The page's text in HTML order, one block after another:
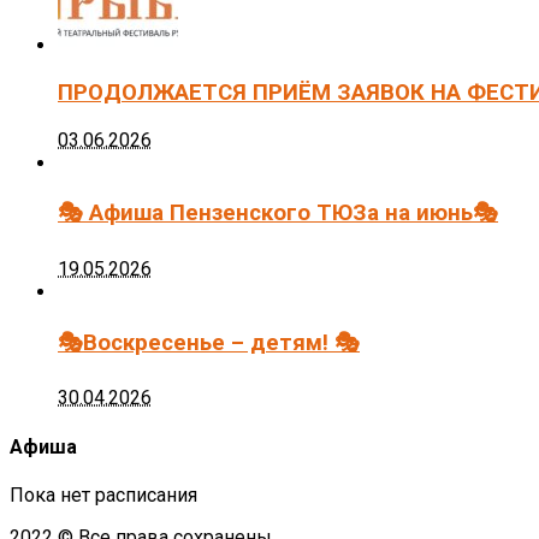
ПРОДОЛЖАЕТСЯ ПРИЁМ ЗАЯВОК НА
03.06.2026
🎭 Афиша Пензенского ТЮЗа на июнь🎭
19.05.2026
🎭Воскресенье – детям! 🎭
30.04.2026
Афиша
Пока нет расписания